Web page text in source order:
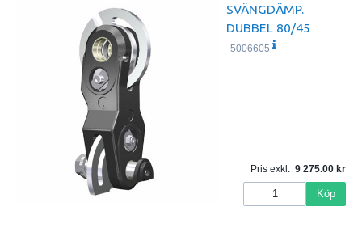
SVÄNGDÄMP.
DUBBEL 80/45
5006605
Pris exkl. 9 275.00
Köp